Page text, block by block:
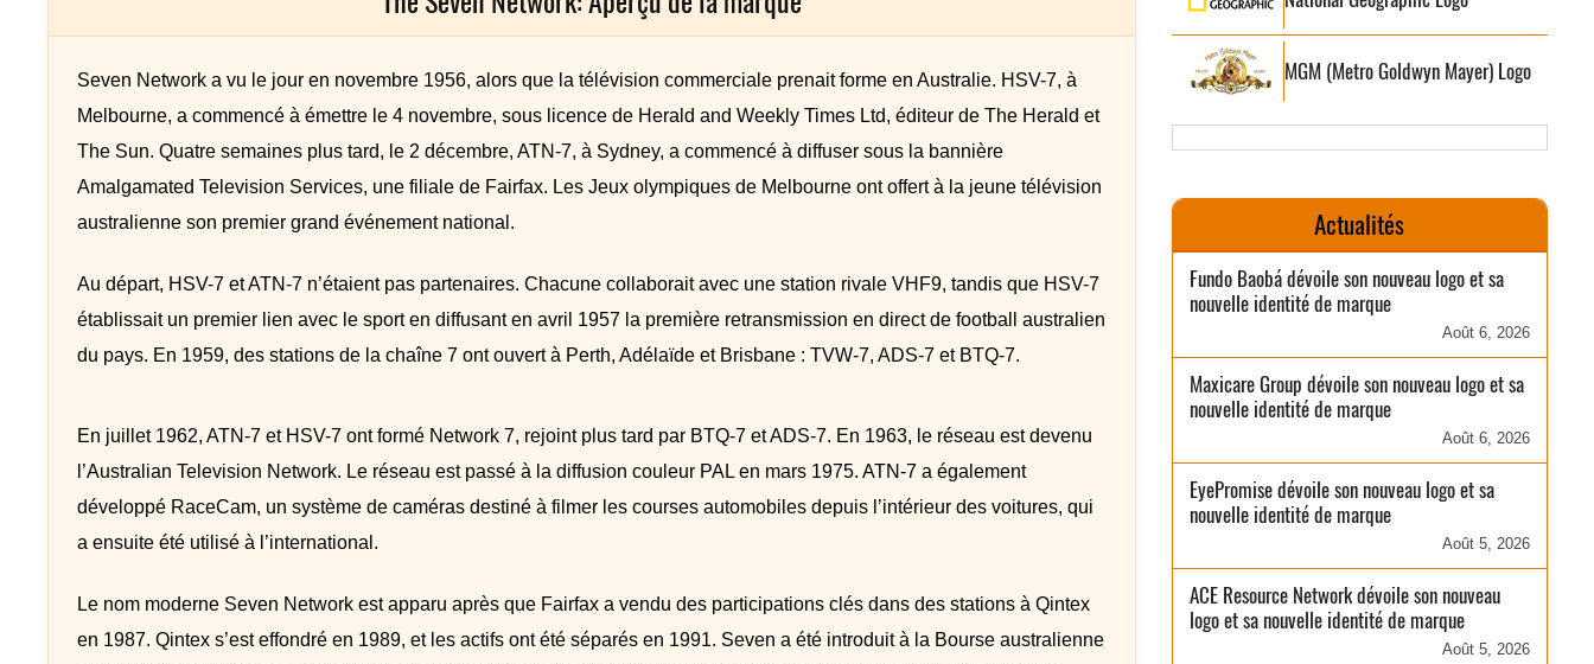
Seven Network a vu le jour en novembre 1956, alors que la télévision commerciale prenait forme en Australie. HSV-7, à
Melbourne, a commencé à émettre le 4 novembre, sous licence de Herald and Weekly Times Ltd, éditeur de The Herald et
The Sun. Quatre semaines plus tard, le 2 décembre, ATN-7, à Sydney, a commencé à diffuser sous la bannière
Amalgamated Television Services, une filiale de Fairfax. Les Jeux olympiques de Melbourne ont offert à la jeune télévision
australienne son premier grand événement national.
Au départ, HSV-7 et ATN-7 n’étaient pas partenaires. Chacune collaborait avec une station rivale VHF9, tandis que HSV-7
établissait un premier lien avec le sport en diffusant en avril 1957 la première retransmission en direct de football australien
du pays. En 1959, des stations de la chaîne 7 ont ouvert à Perth, Adélaïde et Brisbane : TVW-7, ADS-7 et BTQ-7.
En juillet 1962, ATN-7 et HSV-7 ont formé Network 7, rejoint plus tard par BTQ-7 et ADS-7. En 1963, le réseau est devenu
l’Australian Television Network. Le réseau est passé à la diffusion couleur PAL en mars 1975. ATN-7 a également
développé RaceCam, un système de caméras destiné à filmer les courses automobiles depuis l’intérieur des voitures, qui
a ensuite été utilisé à l’international.
Le nom moderne Seven Network est apparu après que Fairfax a vendu des participations clés dans des stations à Qintex
en 1987. Qintex s’est effondré en 1989, et les actifs ont été séparés en 1991. Seven a été introduit à la Bourse australienne
MGM (Metro Goldwyn Mayer) Logo
Actualités
Fundo Baobá dévoile son nouveau logo et sa
nouvelle identité de marque
Août 6, 2026
Maxicare Group dévoile son nouveau logo et sa
nouvelle identité de marque
Août 6, 2026
EyePromise dévoile son nouveau logo et sa
nouvelle identité de marque
Août 5, 2026
ACE Resource Network dévoile son nouveau
logo et sa nouvelle identité de marque
Août 5, 2026